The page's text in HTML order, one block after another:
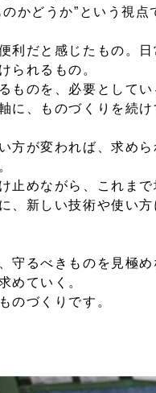
かどうか”という視点
利だと感じたもの。
られるもの。
ものを、必要としてい
に、ものづくりを続け
方が変われば、求めら
止めながら、これま
、新しい技術や使い
守るべきものを見極め
めていく。
のづくりです。